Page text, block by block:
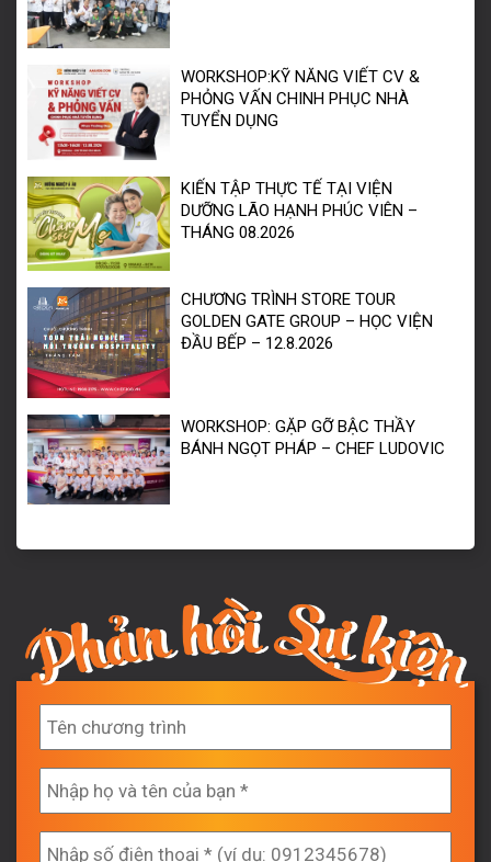
WORKSHOP:KỸ NĂNG VIẾT CV &
PHỎNG VẤN CHINH PHỤC NHÀ
TUYỂN DỤNG
KIẾN TẬP THỰC TẾ TẠI VIỆN
DƯỠNG LÃO HẠNH PHÚC VIÊN –
THÁNG 08.2026
CHƯƠNG TRÌNH STORE TOUR
GOLDEN GATE GROUP – HỌC VIỆN
ĐẦU BẾP – 12.8.2026
WORKSHOP: GẶP GỠ BẬC THẦY
BÁNH NGỌT PHÁP – CHEF LUDOVIC